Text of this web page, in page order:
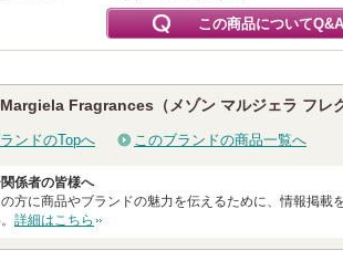
この商品について
Fragrances（メゾン マルジェラ フレ
ンドのTopへ このブランドの商品一覧へ
係者の皆様へ
方に商品やブランドの魅力を伝えるために、情報掲載
詳細はこちら